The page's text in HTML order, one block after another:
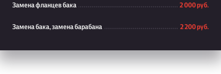
Замена фланцев бака 2 000 руб.
Замена бака, замена барабана 2 200 руб.